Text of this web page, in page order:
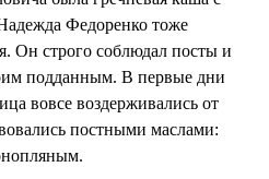
Федоренко тоже
Он строго соблюдал посты и
подданным. В первые дни
вовсе воздерживались от
постными маслами: